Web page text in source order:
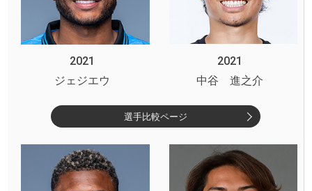
2021
2021
ジェジエウ
中谷 進之介
選手比較ページ